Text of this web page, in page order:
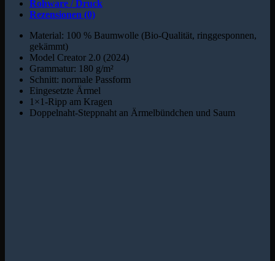
Rohware / Druck
Rezensionen (0)
Material: 100 % Baumwolle (Bio-Qualität, ringgesponnen,
gekämmt)
Model Creator 2.0 (2024)
Grammatur: 180 g/m²
Schnitt: normale Passform
Eingesetzte Ärmel
1×1-Ripp am Kragen
Doppelnaht-Steppnaht an Ärmelbündchen und Saum